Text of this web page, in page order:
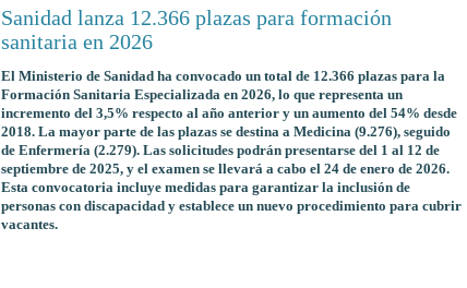
Sanidad lanza 12.366 plazas para formación
sanitaria en 2026
El Ministerio de Sanidad ha convocado un total de 12.366 plazas para la
Formación Sanitaria Especializada en 2026, lo que representa un
incremento del 3,5% respecto al año anterior y un aumento del 54% desde
2018. La mayor parte de las plazas se destina a Medicina (9.276), seguido
de Enfermería (2.279). Las solicitudes podrán presentarse del 1 al 12 de
septiembre de 2025, y el examen se llevará a cabo el 24 de enero de 2026.
Esta convocatoria incluye medidas para garantizar la inclusión de
personas con discapacidad y establece un nuevo procedimiento para cubrir
vacantes.